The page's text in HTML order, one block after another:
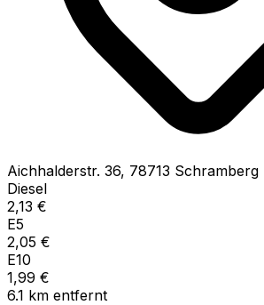
Aichhalderstr. 36, 78713 Schramberg
Diesel
2,13 €
E5
2,05 €
E10
1,99 €
6.1 km entfernt